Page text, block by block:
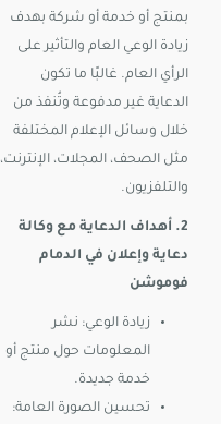
بمنتج أو خدمة أو شركة بهدف
زيادة الوعي العام والتأثير على
الرأي العام. غالبًا ما تكون
الدعاية غير مدفوعة وتُنفذ من
خلال وسائل الإعلام المختلفة
مثل الصحف، المجلات، الإنترنت،
والتلفزيون.
2. أهداف الدعاية مع وكالة
دعاية وإعلان في الدمام
فوموشن
زيادة الوعي: نشر
المعلومات حول منتج أو
خدمة جديدة.
تحسين الصورة العامة: